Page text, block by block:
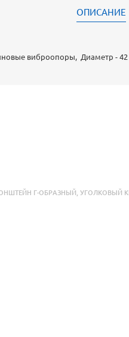
ОПИСАНИЕ
виброопоры, Диаметр -
Г-ОБРАЗНЫЙ ,УГОЛКОВЫЙ